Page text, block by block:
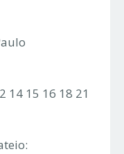
14 15 16 18 21